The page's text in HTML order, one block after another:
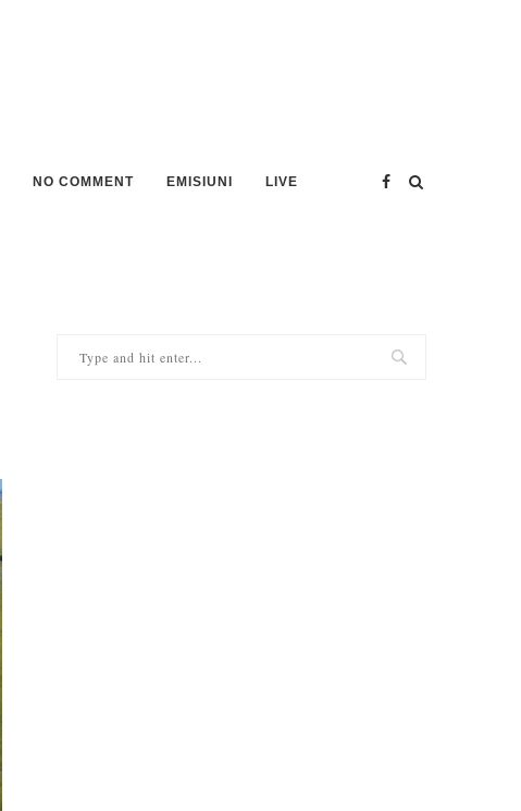
NO COMMENT EMISIUNI LIVE